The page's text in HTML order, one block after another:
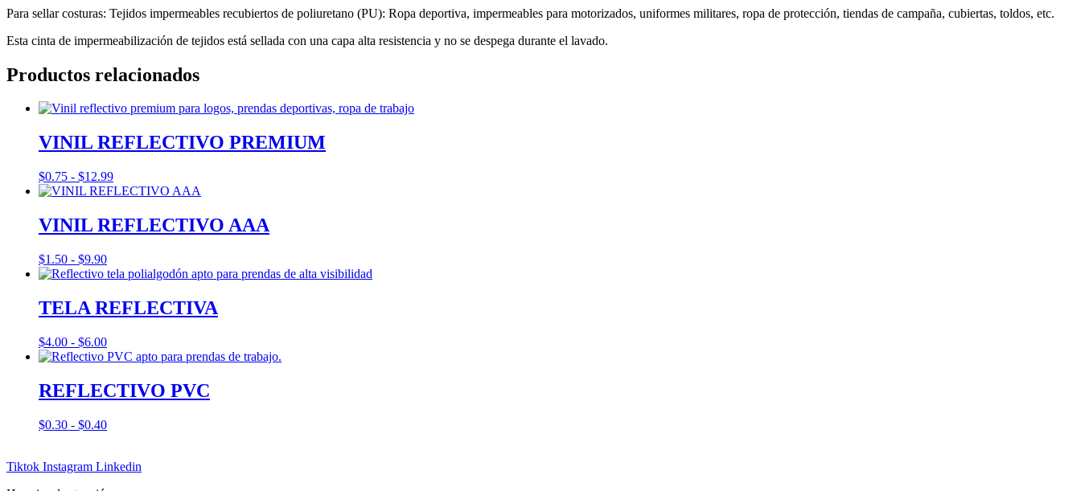
Para sellar costuras: Tejidos impermeables recubiertos de poliuretano (PU): Ropa deportiva, impermeables para motorizados, uniformes militares, ropa de protección, tiendas de campaña, cubiertas, toldos, etc.
Esta cinta de impermeabilización de tejidos está sellada con una capa alta resistencia y no se despega durante el lavado.
Productos relacionados
VINIL REFLECTIVO PREMIUM
$0.75 - $12.99Rango
de
desde
$0.75
VINIL REFLECTIVO AAA
$1.50 - $9.90Rango
de
desde
$1.50
$9.90
TELA REFLECTIVA
$4.00 - $6.00Rango
de
desde
$4.00
$6.00
REFLECTIVO PVC
$0.30 - $0.40Rango
desde
Tiktok Instagram Linkedin